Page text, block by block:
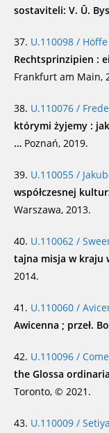
sostaviteli: V. Û.
37. U.110098 / Höffe
Rechtsprinzipien :
Frankfurt am Main,
38. U.110076 /
którymi żyjemy :
… Poznań, 2019.
39. U.110055 /
współczesnej
Warszawa, 2013.
40. U.110062 /
tajna misja w kraju
2014.
41. U.110060 /
Awicenna ; przeł.
42. U.110096 /
the Glossa
Toronto, © 2021.
43. U.110009 / Setiya